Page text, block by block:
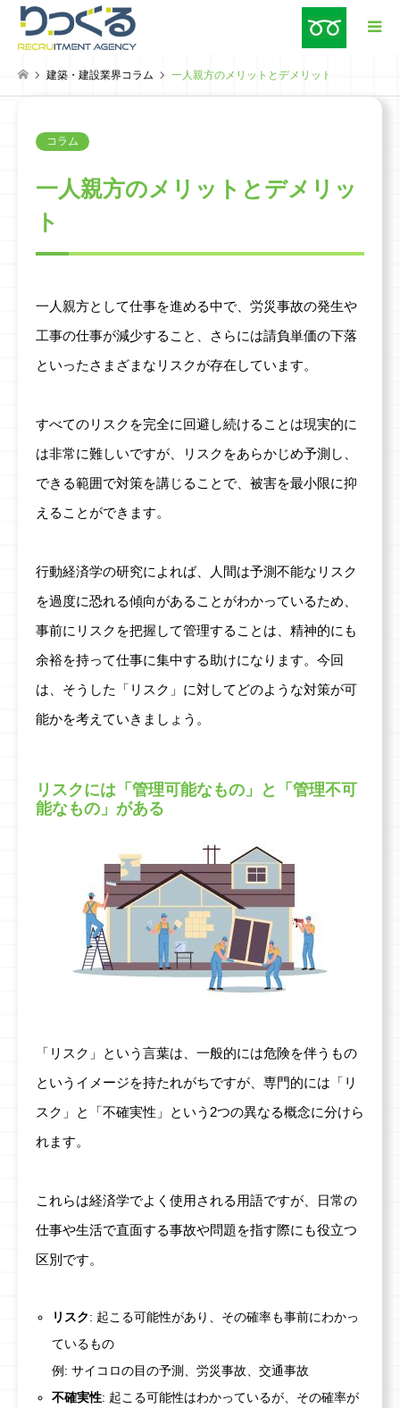
建築・建設業界コラム 一人親方のメリットとデメリット
コラム
一人親方のメリットとデメリッ
ト
一人親方として仕事を進める中で、労災事故の発生や
工事の仕事が減少すること、さらには請負単価の下落
といったさまざまなリスクが存在しています。
すべてのリスクを完全に回避し続けることは現実的に
は非常に難しいですが、リスクをあらかじめ予測し、
できる範囲で対策を講じることで、被害を最小限に抑
えることができます。
行動経済学の研究によれば、人間は予測不能なリスク
を過度に恐れる傾向があることがわかっているため、
事前にリスクを把握して管理することは、精神的にも
余裕を持って仕事に集中する助けになります。今回
は、そうした「リスク」に対してどのような対策が可
能かを考えていきましょう。
リスクには「管理可能なもの」と「管理不可
能なもの」がある
「リスク」という言葉は、一般的には危険を伴うもの
というイメージを持たれがちですが、専門的には「リ
スク」と「不確実性」という2つの異なる概念に分けら
れます。
これらは経済学でよく使用される用語ですが、日常の
仕事や生活で直面する事故や問題を指す際にも役立つ
区別です。
リスク: 起こる可能性があり、その確率も事前にわかっ
ているもの
例: サイコロの目の予測、労災事故、交通事故
不確実性: 起こる可能性はわかっているが、その確率が